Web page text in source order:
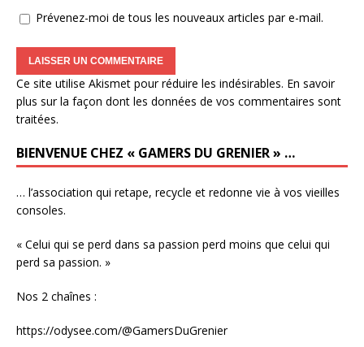
Prévenez-moi de tous les nouveaux articles par e-mail.
Ce site utilise Akismet pour réduire les indésirables. En savoir
plus sur la façon dont les données de vos commentaires sont
traitées.
BIENVENUE CHEZ « GAMERS DU GRENIER » …
… l’association qui retape, recycle et redonne vie à vos vieilles
consoles.
« Celui qui se perd dans sa passion perd moins que celui qui
perd sa passion. »
Nos 2 chaînes :
https://odysee.com/@GamersDuGrenier